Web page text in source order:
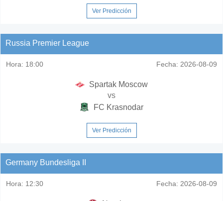
Ver Predicción
Russia Premier League
Hora: 18:00 Fecha: 2026-08-09
Spartak Moscow
vs
FC Krasnodar
Ver Predicción
Germany Bundesliga II
Hora: 12:30 Fecha: 2026-08-09